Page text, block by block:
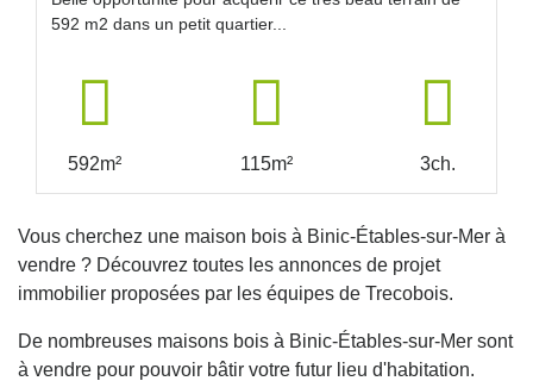
592 m2 dans un petit quartier...
592m² 115m² 3ch.
Vous cherchez une maison bois à Binic-Étables-sur-Mer à
vendre ? Découvrez toutes les annonces de projet
immobilier proposées par les équipes de Trecobois.
De nombreuses maisons bois à Binic-Étables-sur-Mer sont
à vendre pour pouvoir bâtir votre futur lieu d'habitation.